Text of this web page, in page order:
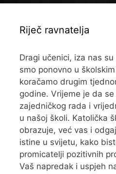
Riječ ravnatelja
Dragi učenici, iza nas
smo ponovno u
koračamo drugim
godine. Vrijeme je da
zajedničkog rada i
u našoj školi. Katolička
obrazuje, već vas i
istine u svijetu, kako
promicatelji pozitivnih
Vaš napredak i uspjeh